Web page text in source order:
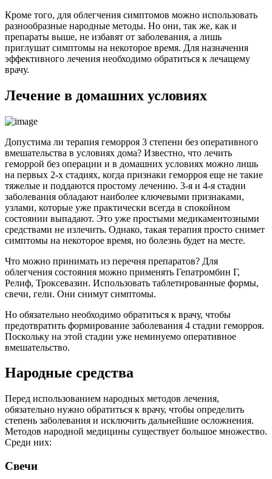
Кроме того, для облегчения симптомов можно использовать
разнообразные народные методы. Но они, так же, как и
препараты выше, не избавят от заболевания, а лишь
приглушат симптомы на некоторое время. Для назначения
эффективного лечения необходимо обратиться к лечащему
врачу.
Лечение в домашних условиях
Допустима ли терапия геморроя 3 степени без оперативного
вмешательства в условиях дома? Известно, что лечить
геморрой без операции и в домашних условиях можно лишь
на первых 2-х стадиях, когда признаки геморроя еще не такие
тяжелые и поддаются простому лечению. 3-я и 4-я стадии
заболевания обладают наиболее ключевыми признаками,
узлами, которые уже практически всегда в спокойном
состоянии выпадают. Это уже простыми медикаментозными
средствами не излечить. Однако, такая терапия просто снимет
симптомы на некоторое время, но болезнь будет на месте.
Что можно принимать из перечня препаратов? Для
облегчения состояния можно применять Гепатромбин Г,
Релиф, Троксевазин. Использовать таблетированные формы,
свечи, гели. Они снимут симптомы.
Но обязательно необходимо обратиться к врачу, чтобы
предотвратить формирование заболевания 4 стадии геморроя.
Поскольку на этой стадии уже неминуемо оперативное
вмешательство.
Народные средства
Перед использованием народных методов лечения,
обязательно нужно обратиться к врачу, чтобы определить
степень заболевания и исключить дальнейшие осложнения.
Методов народной медицины существует большое множество.
Среди них:
Свечи